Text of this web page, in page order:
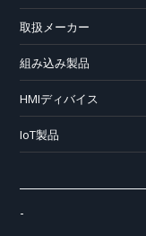
取扱メーカー
組み込み製品
HMIディバイス
IoT製品
-